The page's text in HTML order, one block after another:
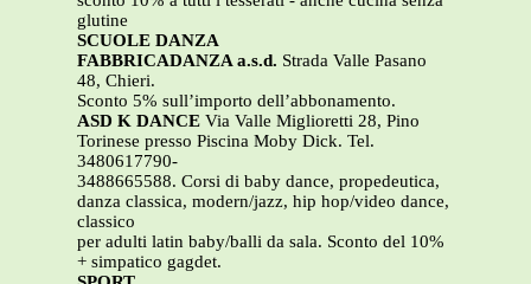
glutine
SCUOLE DANZA
FABBRICADANZA a.s.d. Strada Valle Pasano
48, Chieri.
Sconto 5% sull’importo dell’abbonamento.
ASD K DANCE Via Valle Miglioretti 28, Pino
Torinese presso Piscina Moby Dick. Tel.
3480617790-
3488665588. Corsi di baby dance, propedeutica,
danza classica, modern/jazz, hip hop/video dance,
classico
per adulti latin baby/balli da sala. Sconto del 10%
+ simpatico gagdet.